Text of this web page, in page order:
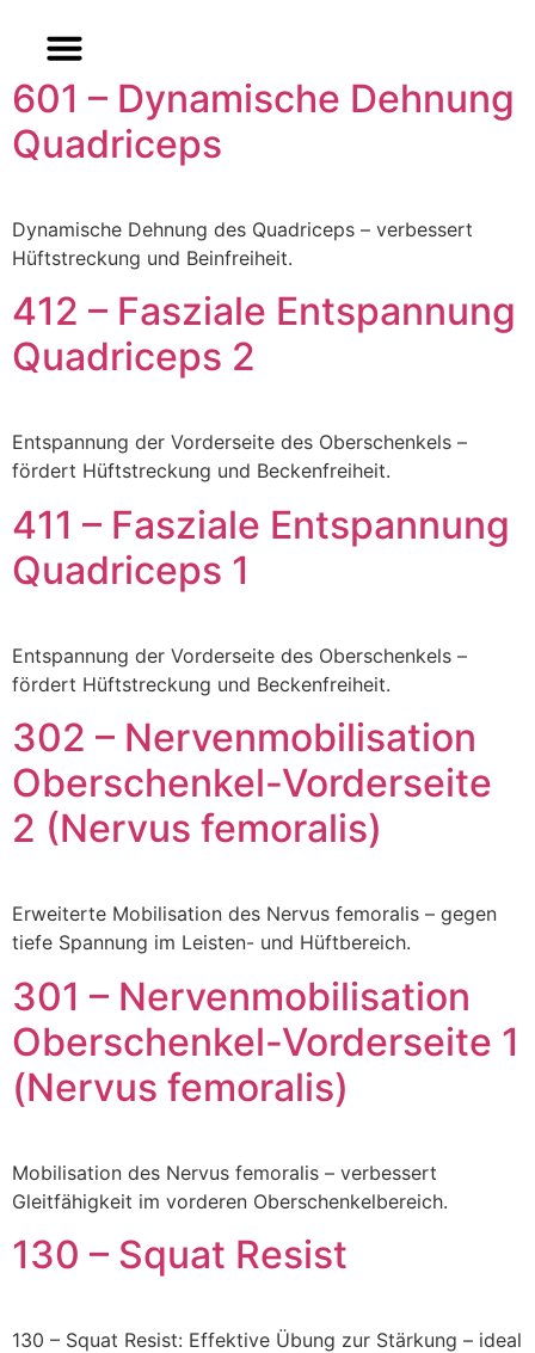
Inhalt
601 – Dynamische Dehnung
Quadriceps
Dynamische Dehnung des Quadriceps – verbessert
Hüftstreckung und Beinfreiheit.
412 – Fasziale Entspannung
Quadriceps 2
Entspannung der Vorderseite des Oberschenkels –
fördert Hüftstreckung und Beckenfreiheit.
411 – Fasziale Entspannung
Quadriceps 1
Entspannung der Vorderseite des Oberschenkels –
fördert Hüftstreckung und Beckenfreiheit.
302 – Nervenmobilisation
Oberschenkel-Vorderseite
2 (Nervus femoralis)
Erweiterte Mobilisation des Nervus femoralis – gegen
tiefe Spannung im Leisten- und Hüftbereich.
301 – Nervenmobilisation
Oberschenkel-Vorderseite 1
(Nervus femoralis)
Mobilisation des Nervus femoralis – verbessert
Gleitfähigkeit im vorderen Oberschenkelbereich.
130 – Squat Resist
130 – Squat Resist: Effektive Übung zur Stärkung – ideal